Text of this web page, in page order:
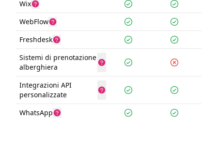
Wix
WebFlow
Freshdesk
Sistemi di prenotazione
alberghiera
Integrazioni API
personalizzate
WhatsApp